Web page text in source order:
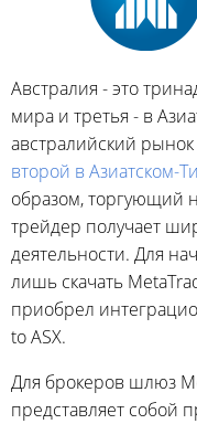
Австралия - это
мира и третья - в
австралийский
второй в Азиатском-
образом, торгующий
трейдер получает
деятельности. Для
лишь скачать
приобрел
to ASX.
Для брокеров шлюз
представляет собой